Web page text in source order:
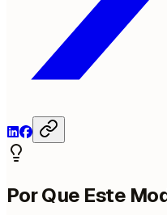
Por Que Este